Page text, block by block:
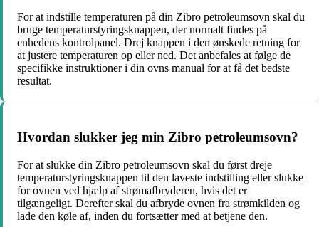
For at indstille temperaturen på din Zibro petroleumsovn skal du
bruge temperaturstyringsknappen, der normalt findes på
enhedens kontrolpanel. Drej knappen i den ønskede retning for
at justere temperaturen op eller ned. Det anbefales at følge de
specifikke instruktioner i din ovns manual for at få det bedste
resultat.
Hvordan slukker jeg min Zibro petroleumsovn?
For at slukke din Zibro petroleumsovn skal du først dreje
temperaturstyringsknappen til den laveste indstilling eller slukke
for ovnen ved hjælp af strømafbryderen, hvis det er
tilgængeligt. Derefter skal du afbryde ovnen fra strømkilden og
lade den køle af, inden du fortsætter med at betjene den.